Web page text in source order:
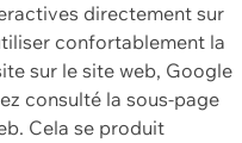
directement sur
confortablement la
sur le site web, Google
consulté la sous-page
Cela se produit